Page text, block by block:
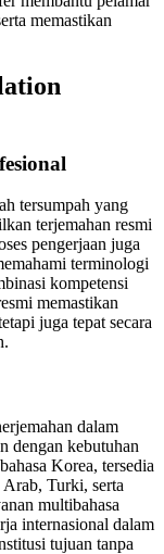
memastikan
tersumpah yang
terjemahan resmi
pengerjaan juga
terminologi
kompetensi
memastikan
juga tepat secara
dalam
dengan kebutuhan
Korea, tersedia
Arab, Turki, serta
multibahasa
internasional dalam
tujuan tanpa